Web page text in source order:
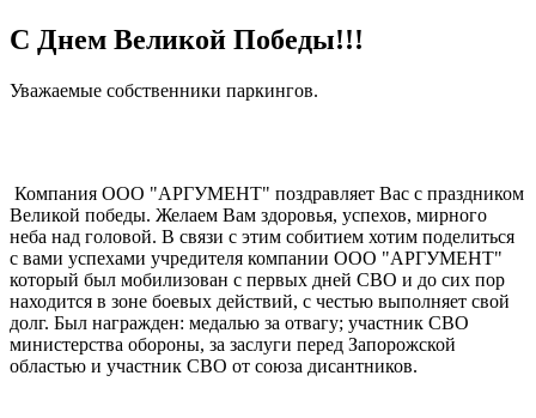
С Днем Великой Победы!!!
Уважаемые собственники паркингов.
Компания ООО "АРГУМЕНТ" поздравляет Вас с праздником
Великой победы. Желаем Вам здоровья, успехов, мирного
неба над головой. В связи с этим собитием хотим поделиться
с вами успехами учредителя компании ООО "АРГУМЕНТ"
который был мобилизован с первых дней СВО и до сих пор
находится в зоне боевых действий, с честью выполняет свой
долг. Был награжден: медалью за отвагу; участник СВО
министерства обороны, за заслуги перед Запорожской
областью и участник СВО от союза дисантников.